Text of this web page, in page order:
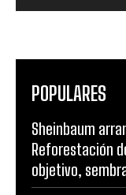
POPULARES
Sheinbaum
Reforestación
objetivo,